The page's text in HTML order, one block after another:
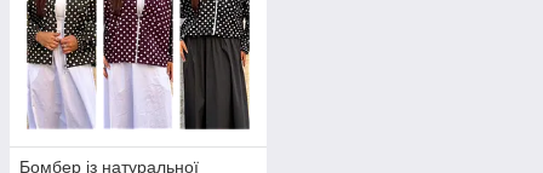
Бомбер із натуральної